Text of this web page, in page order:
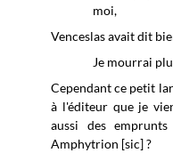
moi,
Venceslas avait dit
Je mourrai
Cependant ce petit
à l'éditeur que je
aussi des
Amphytrion [sic] ?